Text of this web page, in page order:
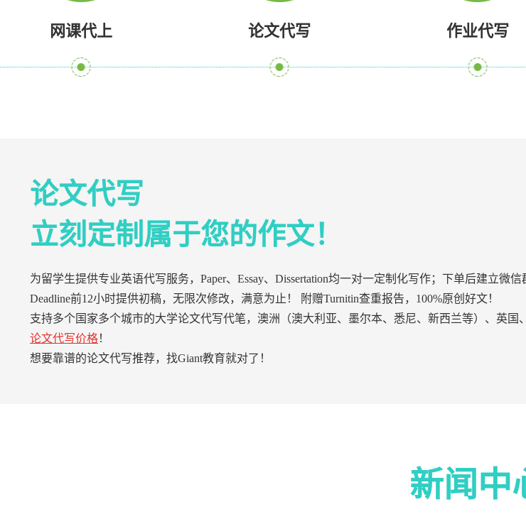
网课代上 论文代写 作业代写
论文代写
立刻定制属于您的作文！
为留学生提供专业英语代写服务，Paper、Essay、Dissertation均一对一定制化写作；下单后建立微
Deadline前12小时提供初稿，无限次修改，满意为止！ 附赠Turnitin查重报告，100%原创好文！
支持多个国家多个城市的大学论文代写代笔，澳洲（澳大利亚、墨尔本、悉尼、新西兰等）、英
论文代写价格！
想要靠谱的论文代写推荐，找Giant教育就对了！
新闻中